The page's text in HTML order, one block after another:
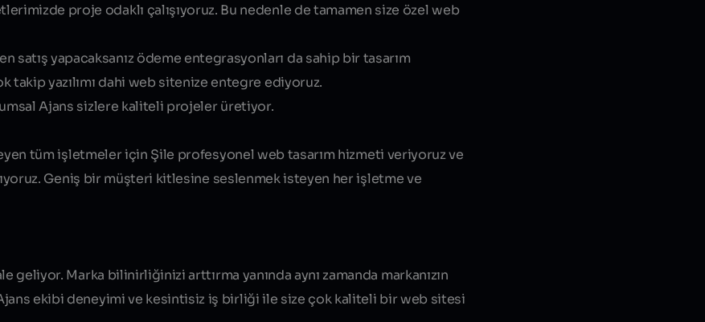
proje odaklı çalışıyoruz. Bu nedenle de tamamen size özel web
satış yapacaksanız ödeme entegrasyonları da sahip bir tasarım
takip yazılımı dahi web sitenize entegre ediyoruz.
Ajans sizlere kaliteli projeler üretiyor.
tüm işletmeler için Şile profesyonel web tasarım hizmeti veriyoruz ve
Geniş bir müşteri kitlesine seslenmek isteyen her işletme ve
Marka bilinirliğinizi arttırma yanında aynı zamanda markanızın
ekibi deneyimi ve kesintisiz iş birliği ile size çok kaliteli bir web sitesi